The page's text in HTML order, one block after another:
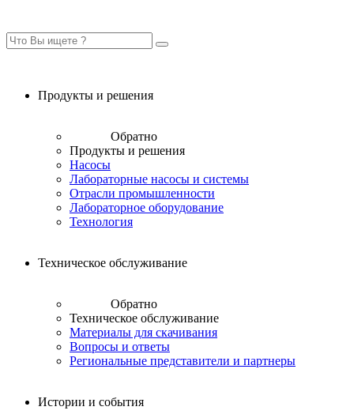
Продукты и решения
Обратно
Продукты и решения
Насосы
Лабораторные насосы и системы
Отрасли промышленности
Лабораторное оборудование
Технология
Техническое обслуживание
Обратно
Техническое обслуживание
Материалы для скачивания
Вопросы и ответы
Региональные представители и партнеры
Истории и события